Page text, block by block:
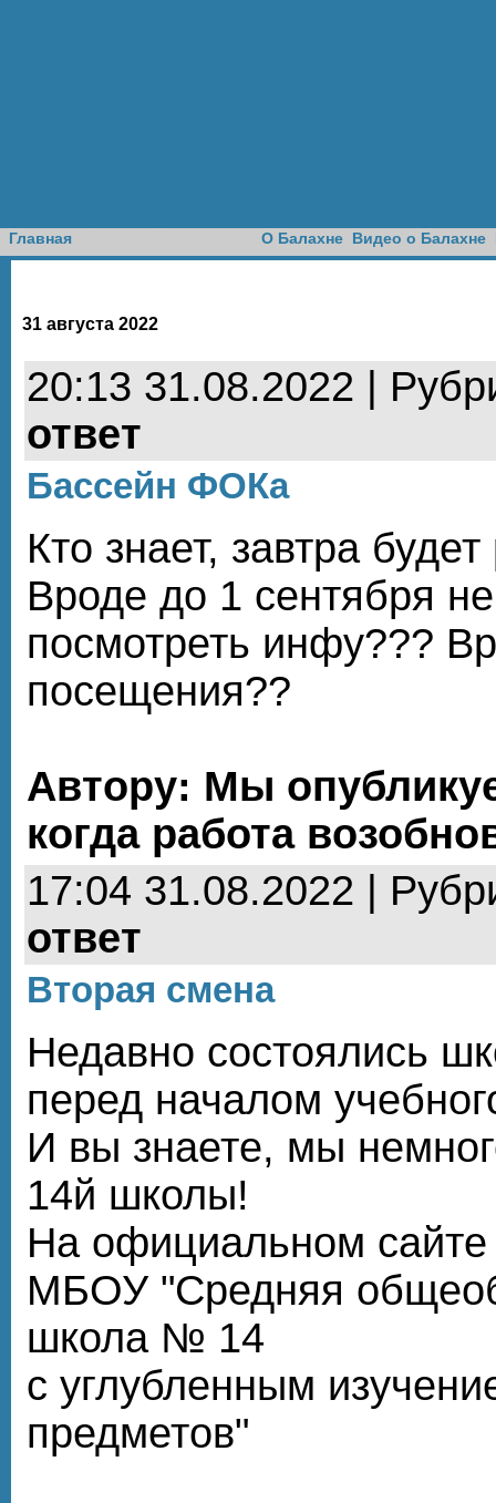
Главная О Балахне Видео о Балахне
31 августа 2022
20:13 31.08.2022 |
ответ
Бассейн ФОКа
Кто знает, завтра
Вроде до 1 сентября
посмотреть инфу???
посещения??
Автору: Мы
когда работа
17:04 31.08.2022 |
ответ
Вторая смена
Недавно состоялись
перед началом
И вы знаете, мы
14й школы!
На официальном
МБОУ "Средняя
школа № 14
с углубленным
предметов"